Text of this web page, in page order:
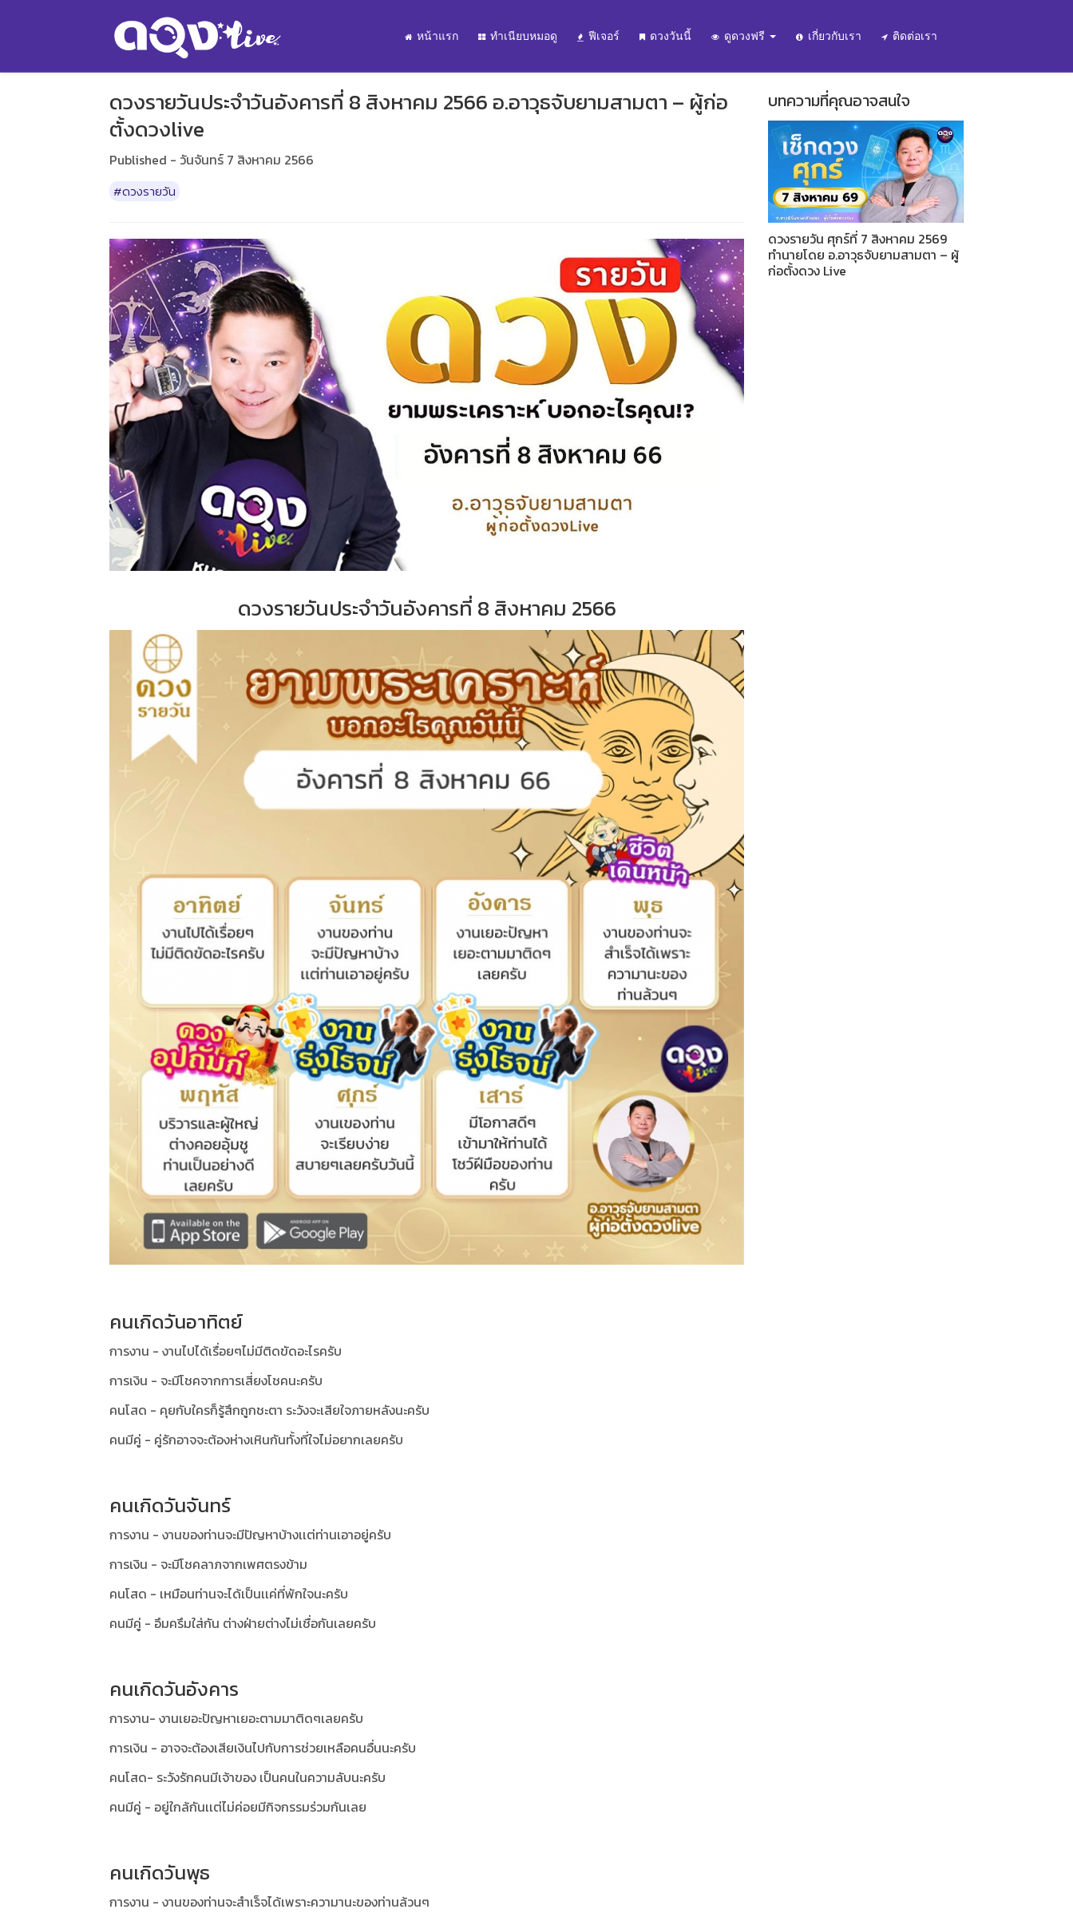
หน้าแรก ทำเนียบหมอดู ฟีเจอร์ ดวงวันนี้ ดูดวงฟรี เกี่ยวกับเรา ติดต่อเรา
ดวงรายวันประจำวันอังคารที่ 8 สิงหาคม 2566 อ.อาวุธจับยามสามตา – ผู้ก่อ
ตั้งดวงlive
Published - วันจันทร์ 7 สิงหาคม 2566
#ดวงรายวัน
ดวงรายวันประจำวันอังคารที่ 8 สิงหาคม 2566
คนเกิดวันอาทิตย์
การงาน - งานไปได้เรื่อยๆไม่มีติดขัดอะไรครับ
การเงิน - จะมีโชคจากการเสี่ยงโชคนะครับ
คนโสด - คุยกับใครก็รู้สึกถูกชะตา ระวังจะเสียใจภายหลังนะครับ
คนมีคู่ - คู่รักอาจจะต้องห่างเหินกันทั้งที่ใจไม่อยากเลยครับ
คนเกิดวันจันทร์
การงาน - งานของท่านจะมีปัญหาบ้างเเต่ท่านเอาอยู่ครับ
การเงิน - จะมีโชคลาภจากเพศตรงข้าม
คนโสด - เหมือนท่านจะได้เป็นเเค่ที่พักใจนะครับ
คนมีคู่ - อึมครึมใส่กัน ต่างฝ่ายต่างไม่เชื่อกันเลยครับ
คนเกิดวันอังคาร
การงาน- งานเยอะปัญหาเยอะตามมาติดๆเลยครับ
การเงิน - อาจจะต้องเสียเงินไปกับการช่วยเหลือคนอื่นนะครับ
คนโสด- ระวังรักคนมีเจ้าของ เป็นคนในความลับนะครับ
คนมีคู่ - อยู่ใกล้กันเเต่ไม่ค่อยมีกิจกรรมร่วมกันเลย
คนเกิดวันพุธ
การงาน - งานของท่านจะสำเร็จได้เพราะความานะของท่านล้วนๆ
บทความที่คุณอาจสนใจ
ดวงรายวัน ศุกร์ที่ 7 สิงหาคม 2569
ทำนายโดย อ.อาวุธจับยามสามตา – ผู้
ก่อตั้งดวง Live